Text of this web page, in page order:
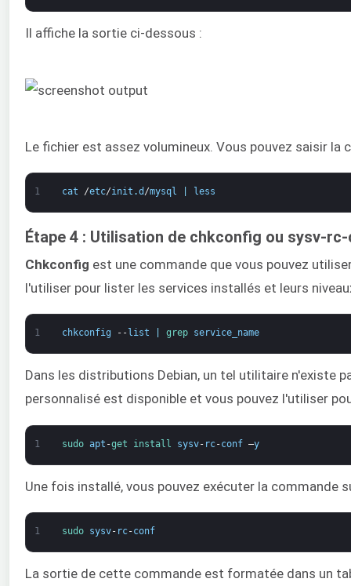
Il affiche la sortie ci-dessous :
Le fichier est assez volumineux. Vous pouvez saisir
1 cat /etc/init .d /mysql less
Étape 4 : Utilisation de chkconfig ou sysv-
Chkconfig est une commande que vous pouvez
l'utiliser pour lister les services installés et leurs
1 chkconfig -- list grep service_name
Dans les distributions Debian, un tel utilitaire n'existe
personnalisé est disponible et vous pouvez l'utiliser
1 sudo apt -get install sysv- rc-conf –y
Une fois installé, vous pouvez exécuter la commande
1 sudo sysv- rc-conf
La sortie de cette commande est formatée dans un